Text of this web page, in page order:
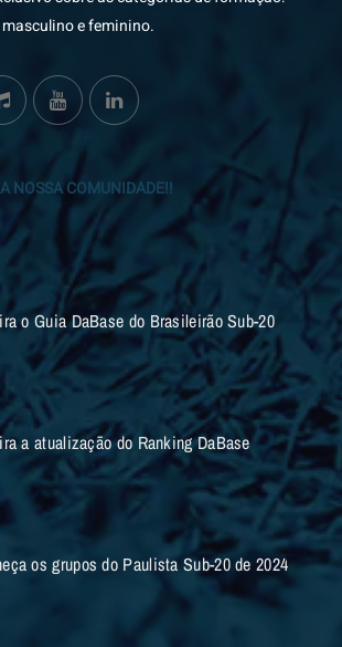
e feminino.
NOSSA COMUNIDADE!!
o Guia DaBase do Brasileirão Sub-20
a atualização do Ranking DaBase
os grupos do Paulista Sub-20 de 2024